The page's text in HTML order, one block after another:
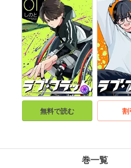
無料で読む 割
巻一覧